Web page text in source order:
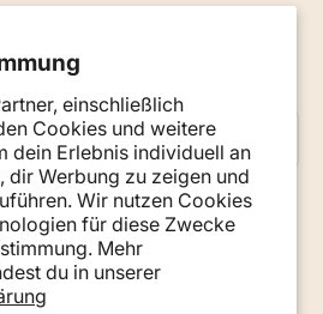
einschließlich
Cookies und weitere
dein Erlebnis individuell an
dir Werbung zu zeigen und
Wir nutzen Cookies
für diese Zwecke
Mehr
du in unserer
und Tipps per E-Mail